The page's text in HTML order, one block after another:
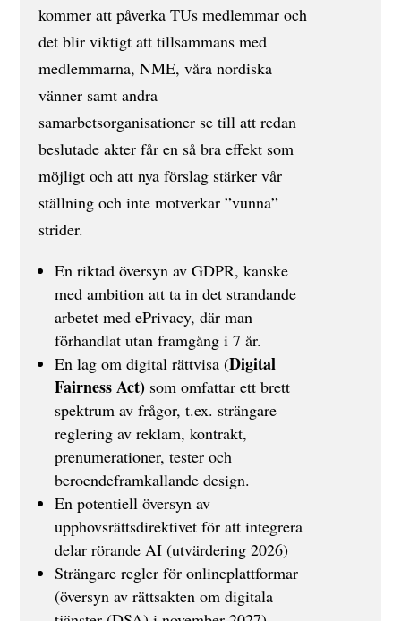
kommer att påverka TUs medlemmar och
det blir viktigt att tillsammans med
medlemmarna, NME, våra nordiska
vänner samt andra
samarbetsorganisationer se till att redan
beslutade akter får en så bra effekt som
möjligt och att nya förslag stärker vår
ställning och inte motverkar ”vunna”
strider.
En riktad översyn av GDPR, kanske
med ambition att ta in det strandande
arbetet med ePrivacy, där man
förhandlat utan framgång i 7 år.
En lag om digital rättvisa (Digital
Fairness Act) som omfattar ett brett
spektrum av frågor, t.ex. strängare
reglering av reklam, kontrakt,
prenumerationer, tester och
beroendeframkallande design.
En potentiell översyn av
upphovsrättsdirektivet för att integrera
delar rörande AI (utvärdering 2026)
Strängare regler för onlineplattformar
(översyn av rättsakten om digitala